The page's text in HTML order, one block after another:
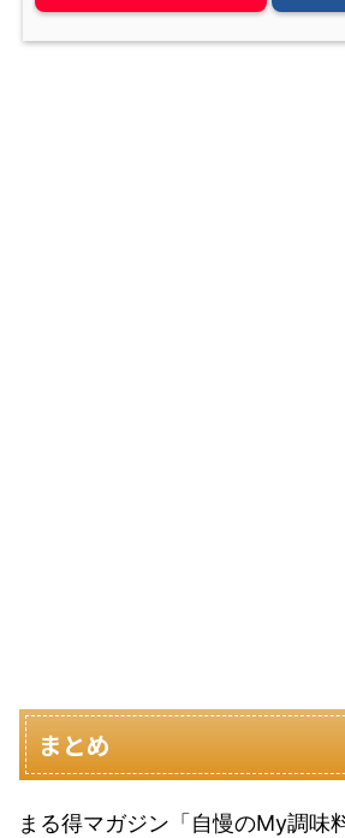
まとめ
まる得マガジン「自慢のMy調味